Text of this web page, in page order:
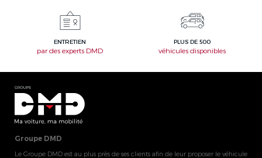
ENTRETIEN
par des experts DMD
PLUS DE 500
véhicules disponibles
Groupe DMD
Le Groupe DMD est au plus près de ses clients afin de leur proposer le véhicule